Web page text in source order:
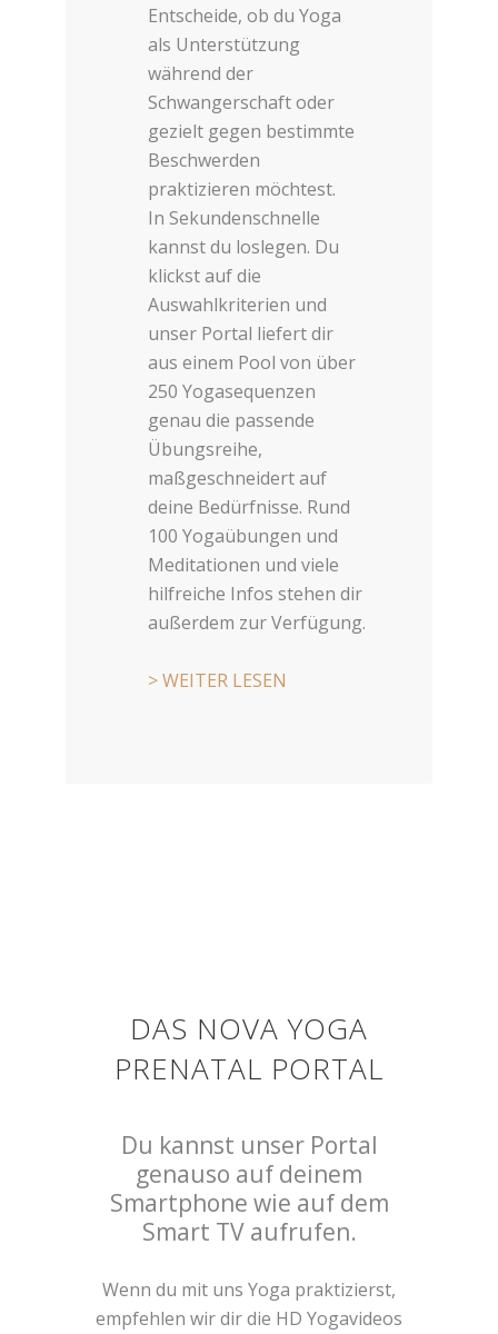
Entscheide, ob du Yoga
als Unterstützung
während der
Schwangerschaft oder
gezielt gegen bestimmte
Beschwerden
praktizieren möchtest.
In Sekundenschnelle
kannst du loslegen. Du
klickst auf die
Auswahlkriterien und
unser Portal liefert dir
aus einem Pool von über
250 Yogasequenzen
genau die passende
Übungsreihe,
maßgeschneidert auf
deine Bedürfnisse. Rund
100 Yogaübungen und
Meditationen und viele
hilfreiche Infos stehen dir
außerdem zur Verfügung.
> WEITER LESEN
DAS NOVA YOGA
PRENATAL PORTAL
Du kannst unser Portal
genauso auf deinem
Smartphone wie auf dem
Smart TV aufrufen.
Wenn du mit uns Yoga praktizierst,
empfehlen wir dir die HD Yogavideos